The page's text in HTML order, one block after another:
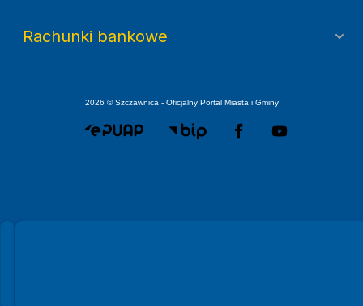
Rachunki bankowe
2026 © Szczawnica - Oficjalny Portal Miasta i Gminy